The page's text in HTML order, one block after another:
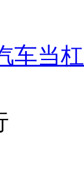
车当